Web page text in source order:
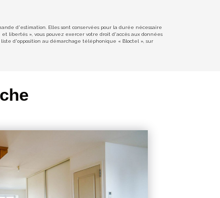
d'estimation. Elles sont conservées pour la durée nécessaire
libertés », vous pouvez exercer votre droit d'accès aux données
d'opposition au démarchage téléphonique « Bloctel », sur